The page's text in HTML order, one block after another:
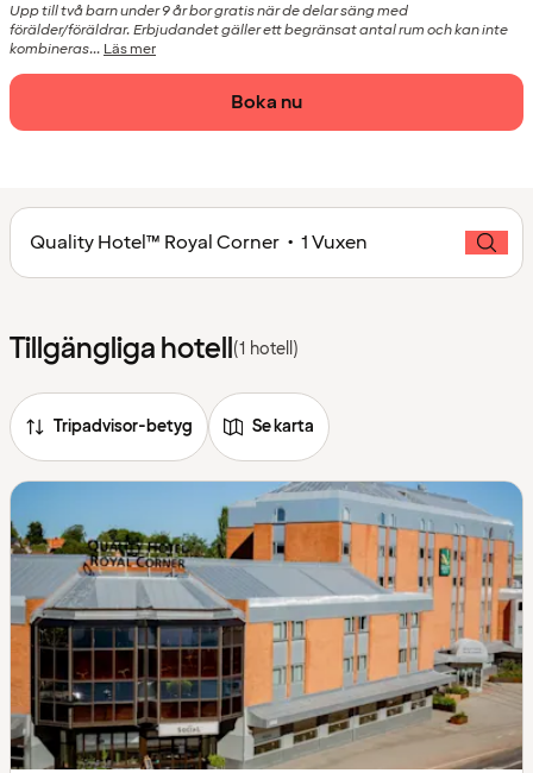
Upp till två barn under 9 år bor gratis när de delar säng med
förälder/föräldrar. Erbjudandet gäller ett begränsat antal rum och kan inte
kombineras... Läs mer
Boka nu
Quality Hotel™ Royal Corner • 1 Vuxen
Tillgängliga hotell(1 hotell)
Tripadvisor-betyg Se karta